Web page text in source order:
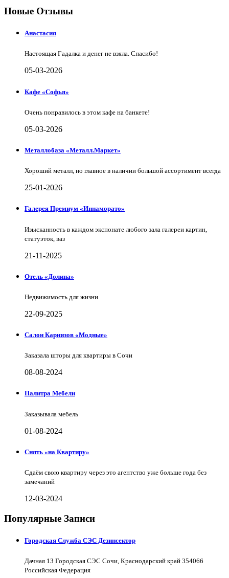
Новые Отзывы
Анастасия
Настоящая Гадалка и денег не взяла. Спасибо!
05-03-2026
Кафе «Софья»
Очень понравилось в этом кафе на банкете!
05-03-2026
Металлобаза «Металл.Маркет»
Хороший металл, но главное в наличии большой ассортимент всегда
25-01-2026
Галерея Премиум «Иннаморато»
Изысканность в каждом экспонате любого зала галереи картин,
статуэток, ваз
21-11-2025
Отель «Долина»
Недвижимость для жизни
22-09-2025
Салон Карнизов «Модные»
Заказала шторы для квартиры в Сочи
08-08-2024
Палитра Мебели
Заказывала мебель
01-08-2024
Снять «на Квартиру»
Сдаём свою квартиру через это агентство уже больше года без
замечаний
12-03-2024
Популярные Записи
Городская Служба СЭС Дезинсектор
Дачная 13 Городская СЭС Сочи, Краснодарский край 354066
Российская Федерация